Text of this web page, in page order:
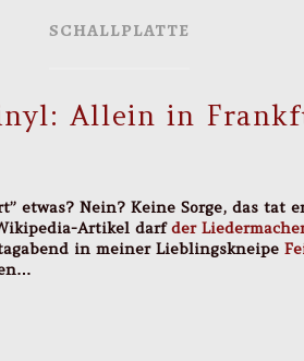
SCHALLPLATTE
Allein in
etwas? Nein? Keine Sorge, das tat
Artikel darfder
in meiner Lieblingskneipe